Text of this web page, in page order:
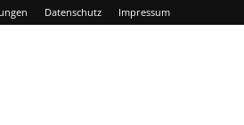
Datenschutz Impressum